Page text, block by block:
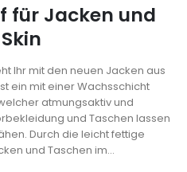
für Jacken und
Ihr mit den neuen Jacken aus
ein mit einer Wachsschicht
atmungsaktiv und
und Taschen lassen
Durch die leicht fettige
und Taschen im...